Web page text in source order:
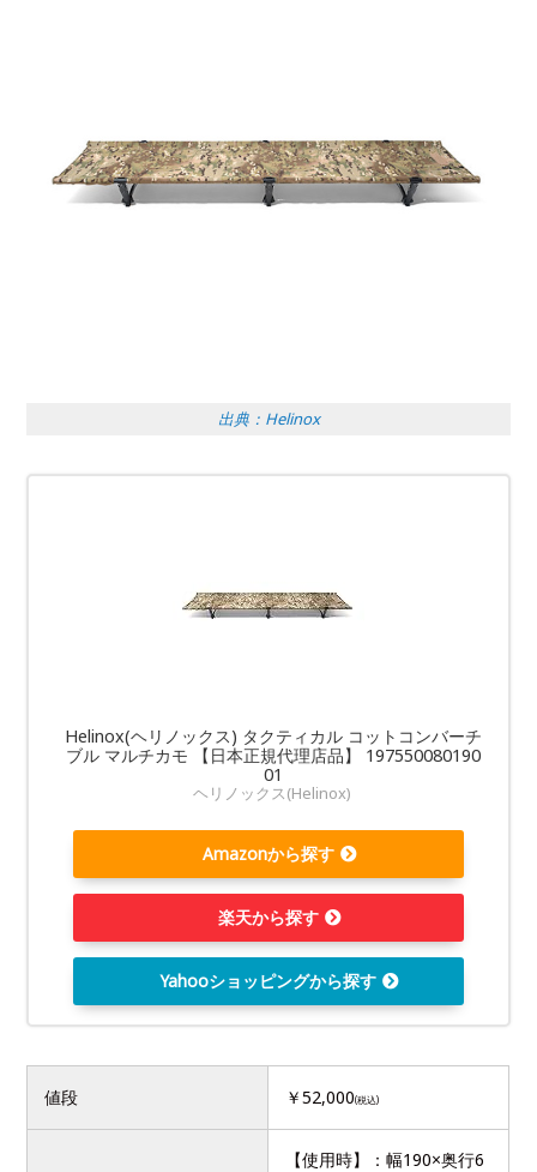
出典：Helinox
Helinox(ヘリノックス) タクティカル コットコンバーチ
ブル マルチカモ 【日本正規代理店品】 197550080190
01
ヘリノックス(Helinox)
Amazonから探す
楽天から探す
Yahooショッピングから探す
値段 ￥52,000(税込)
【使用時】：幅190×奥行6